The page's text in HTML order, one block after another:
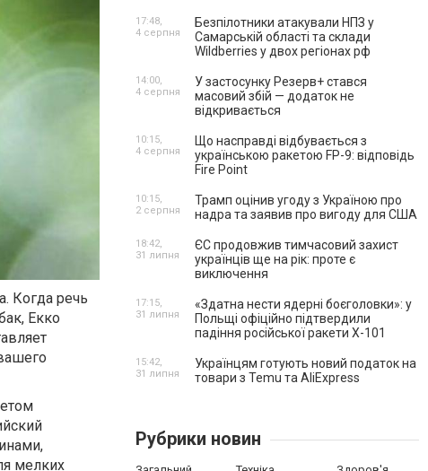
Когда речь
Екко
мелких
Безпілотники атакували НПЗ у
Самарській області та склади
Wildberries у двох регіонах рф
17:48,
4 серпня
У застосунку Резерв+ стався
масовий збій — додаток не
відкривається
14:00,
4 серпня
Що насправді відбувається з
українською ракетою FP-9: відповідь
Fire Point
10:15,
4 серпня
Трамп оцінив угоду з Україною про
надра та заявив про вигоду для США
10:15,
2 серпня
ЄС продовжив тимчасовий захист
українців ще на рік: проте є
виключення
18:42,
31 липня
«Здатна нести ядерні боєголовки»: у
Польщі офіційно підтвердили
падіння російської ракети Х-101
17:15,
31 липня
Українцям готують новий податок на
товари з Temu та AliExpress
15:42,
31 липня
Рубрики новин